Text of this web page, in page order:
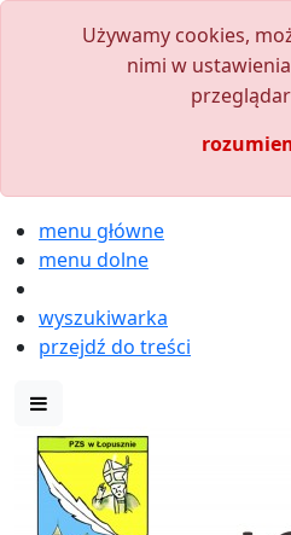
Używamy cookies,
nimi w
menu główne
menu dolne
wyszukiwarka
przejdź do treści